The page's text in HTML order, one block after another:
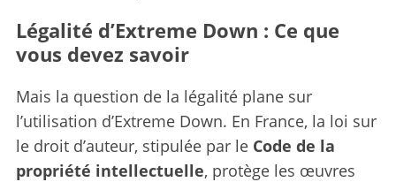
Légalité d’Extreme Down : Ce que
vous devez savoir
Mais la question de la légalité plane sur
l’utilisation d’Extreme Down. En France, la loi sur
le droit d’auteur, stipulée par le Code de la
propriété intellectuelle, protège les œuvres